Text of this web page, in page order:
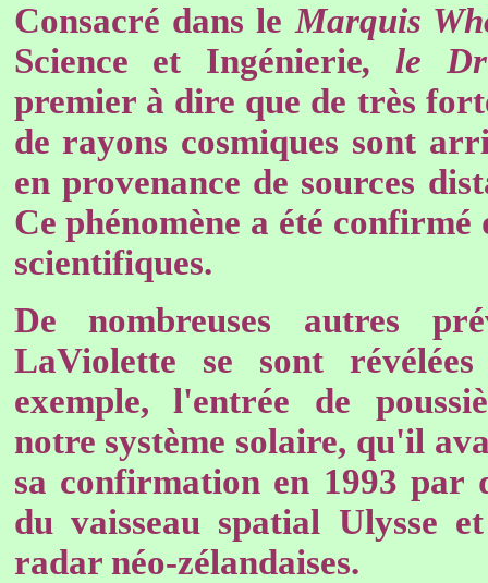
Consacré dans le Marquis
Science et Ingénierie, le
premier à dire que de très
de rayons cosmiques sont
en provenance de sources
Ce phénomène a été confirmé
scientifiques.
De nombreuses autres
LaViolette se sont
exemple, l'entrée de
notre système solaire, qu'il
sa confirmation en 1993 par
du vaisseau spatial Ulysse
radar néo-zélandaises.